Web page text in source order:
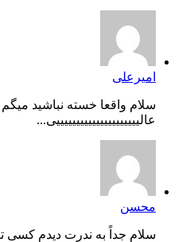
امیرعلی
سلام واقعا خسته نباشید
عالیییییییییییییییییییییی...
محسن
سلام جداً به ندرت دیدم کسی